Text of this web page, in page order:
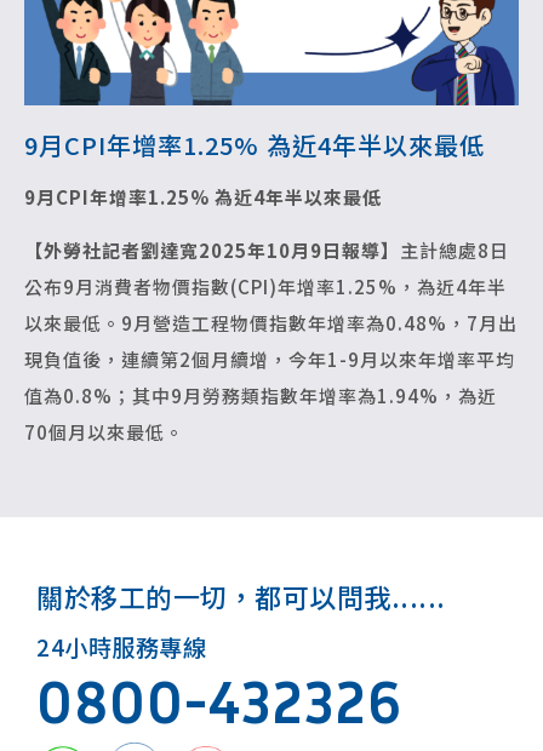
9月CPI年增率1.25% 為近4年半以來最低
9月CPI年增率1.25% 為近4年半以來最低
【外勞社記者劉達寬2025年10月9日報導】 主計總處8日
公布9月消費者物價指數(CPI)年增率1.25%，為近4年半
以來最低。9月營造工程物價指數年增率為0.48%，7月出
現負值後，連續第2個月續增，今年1-9月以來年增率平均
值為0.8%；其中9月勞務類指數年增率為1.94%，為近
70個月以來最低。
關於移工的一切，都可以問我......
24小時服務專線
0800-432326